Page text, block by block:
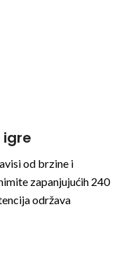
od brzine i
zapanjujućih 240
održava